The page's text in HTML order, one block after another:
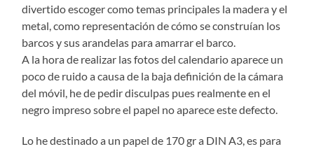
divertido escoger como temas principales la madera y el
metal, como representación de cómo se construían los
barcos y sus arandelas para amarrar el barco.
A la hora de realizar las fotos del calendario aparece un
poco de ruido a causa de la baja definición de la cámara
del móvil, he de pedir disculpas pues realmente en el
negro impreso sobre el papel no aparece este defecto.
Lo he destinado a un papel de 170 gr a DIN A3, es para